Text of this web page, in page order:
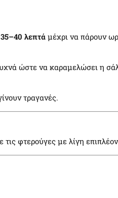
λεπτά μέχρι να πάρουν
ώστε να καραμελώσει η
τραγανές.
φτερούγες με λίγη επιπλέον